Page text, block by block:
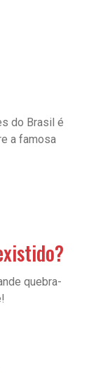
do Brasil é
a famosa
quebra-